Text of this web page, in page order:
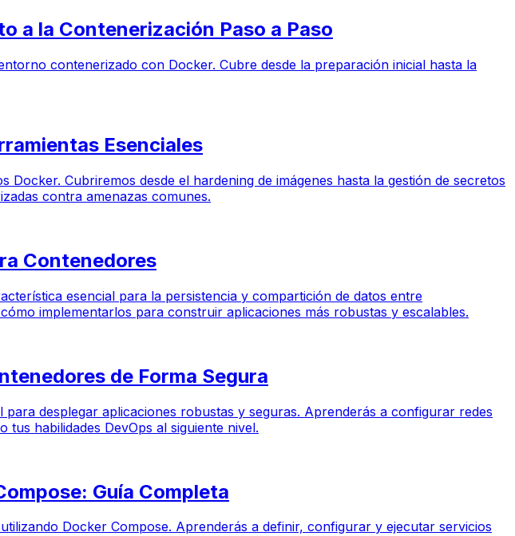
a la Contenerización Paso a Paso
contenerizado con Docker. Cubre desde la preparación inicial hasta la
Esenciales
Cubriremos desde el hardening de imágenes hasta la gestión de secretos
contra amenazas comunes.
Contenedores
esencial para la persistencia y compartición de datos entre
implementarlos para construir aplicaciones más robustas y escalables.
de Forma Segura
desplegar aplicaciones robustas y seguras. Aprenderás a configurar redes
habilidades DevOps al siguiente nivel.
Guía Completa
Docker Compose. Aprenderás a definir, configurar y ejecutar servicios